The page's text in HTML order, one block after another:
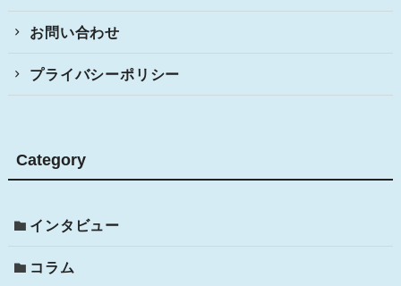
お問い合わせ
プライバシーポリシー
Category
インタビュー
コラム